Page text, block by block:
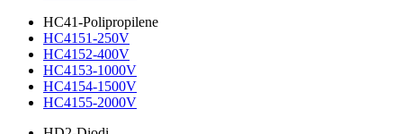
HC41-Polipropilene
HC4151-250V
HC4152-400V
HC4153-1000V
HC4154-1500V
HC4155-2000V